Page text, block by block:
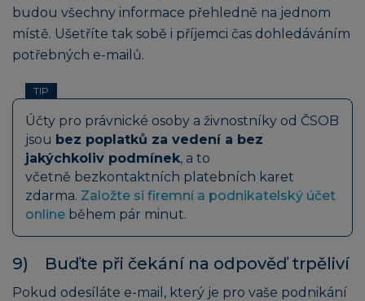
budou všechny informace přehledně na jednom
místě. Ušetříte tak sobě i příjemci čas dohledáváním
potřebných e-mailů.
TIP
Účty pro právnické osoby a živnostníky od ČSOB
jsou bez poplatků za vedení a bez
jakýchkoliv podmínek, a to
včetně bezkontaktních platebních karet
zdarma. Založte si firemní a podnikatelský účet
online během pár minut.
9) Buďte při čekání na odpověď trpěliví
Pokud odesíláte e-mail, který je pro vaše podnikání